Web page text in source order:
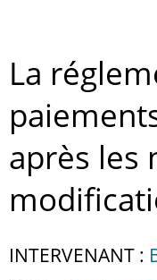
La
après les
INTERVENANT :